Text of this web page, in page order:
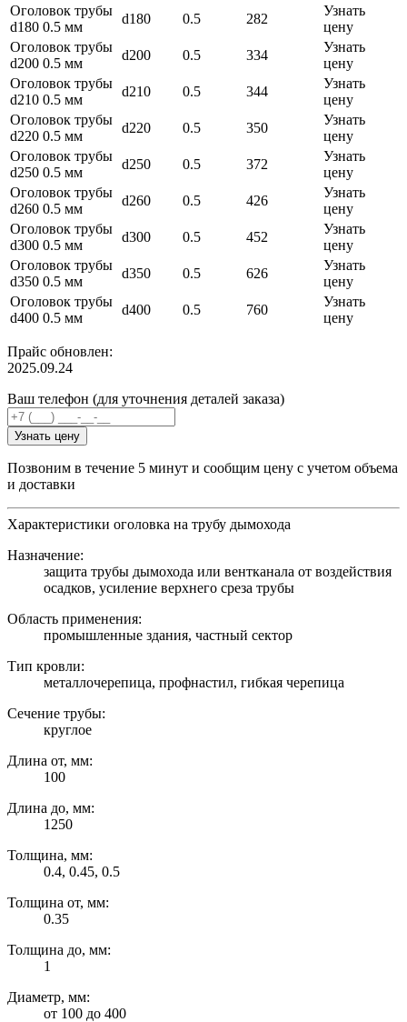
Оголовок трубы
d180 0.5 мм
d180 0.5 282
Узнать
цену
Оголовок трубы
d200 0.5 мм
d200 0.5 334
Узнать
цену
Оголовок трубы
d210 0.5 мм
d210 0.5 344
Узнать
цену
Оголовок трубы
d220 0.5 мм
d220 0.5 350
Узнать
цену
Оголовок трубы
d250 0.5 мм
d250 0.5 372
Узнать
цену
Оголовок трубы
d260 0.5 мм
d260 0.5 426
Узнать
цену
Оголовок трубы
d300 0.5 мм
d300 0.5 452
Узнать
цену
Оголовок трубы
d350 0.5 мм
d350 0.5 626
Узнать
цену
Оголовок трубы
d400 0.5 мм
d400 0.5 760
Узнать
цену
Прайс обновлен:
2025.09.24
Ваш телефон (для уточнения деталей заказа)
Узнать цену
Позвоним в течение 5 минут и сообщим цену с учетом объема
и доставки
Характеристики оголовка на трубу дымохода
Назначение:
защита трубы дымохода или вентканала от воздействия
осадков, усиление верхнего среза трубы
Область применения:
промышленные здания, частный сектор
Тип кровли:
металлочерепица, профнастил, гибкая черепица
Сечение трубы:
круглое
Длина от, мм:
100
Длина до, мм:
1250
Толщина, мм:
0.4, 0.45, 0.5
Толщина от, мм:
0.35
Толщина до, мм:
1
Диаметр, мм:
от 100 до 400